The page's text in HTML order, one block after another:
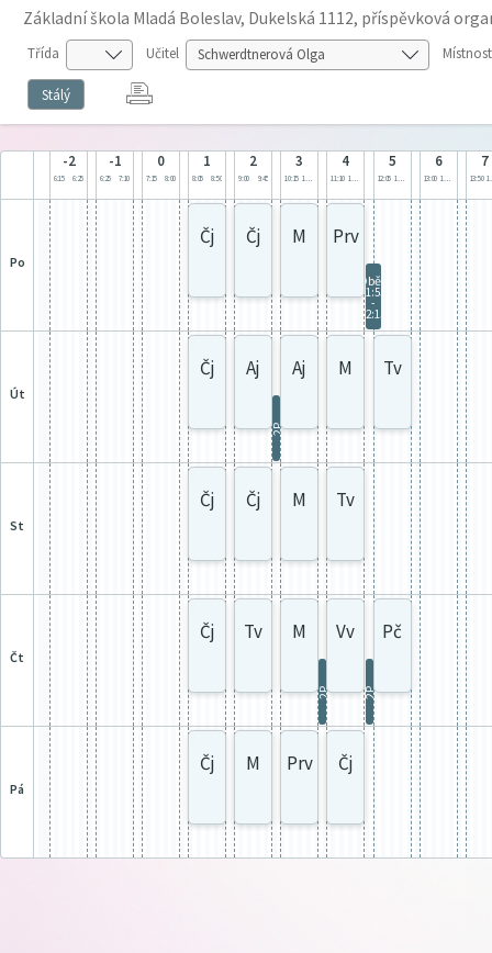
Základní škola Mladá Boleslav, Dukelská 1112, příspěvková
Třída Učitel Místnost
Stálý
-2
6:15 6:25
-1
6:25 7:10
0
7:15 8:00
1
8:05 8:50
2
9:00 9:45
3
10:15 11:00
4
11:10 11:55
5
12:05 12:50
6
13:00 13:45
7
13:50
po
Čj Čj M Prv
Oběd
11:55
-
12:15
út
Čj Aj Aj M Tv
2P
st
Čj Čj M Tv
čt
Čj Tv M Vv Pč
2P 2P
pá
Čj M Prv Čj